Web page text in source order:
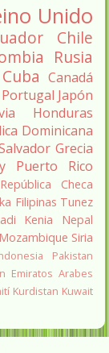
Unido
Chile
Rusia
Cuba Canadá
Portugal Japón
Honduras
Dominicana
Grecia
Puerto Rico
República Checa
Filipinas Tunez
Kenia
Nepal
Mozambique Siria
Pakistan
Emiratos Arabes
Kurdistan Kuwait